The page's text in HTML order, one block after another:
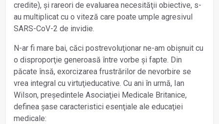
credite), și rareori de evaluarea necesităţii obiective, s-
au multiplicat cu o viteză care poate umple agresivul
SARS-CoV-2 de invidie.
N-ar fi mare bai, căci postrevoluţionar ne-am obișnuit cu
o disproporţie generoasă între vorbe și fapte. Din
păcate însă, exorcizarea frustrărilor de nevorbire se
vrea integral cu virtuţieducative. Cu ani în urmă, Ian
Wilson, președintele Asociaţiei Medicale Britanice,
definea șase caracteristici esenţiale ale educaţiei
medicale: